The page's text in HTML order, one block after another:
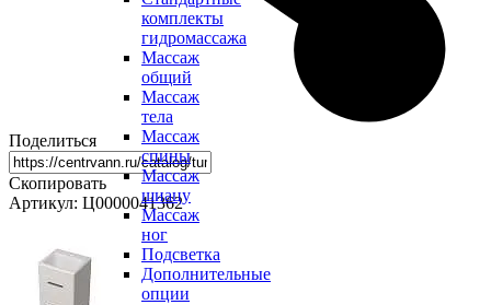
комплекты
гидромассажа
Массаж
общий
Массаж
тела
Массаж
спины
Массаж
шиацу
Массаж
ног
Подсветка
Дополнительные
опции
Поделиться
Скопировать
Артикул: Ц0000041362